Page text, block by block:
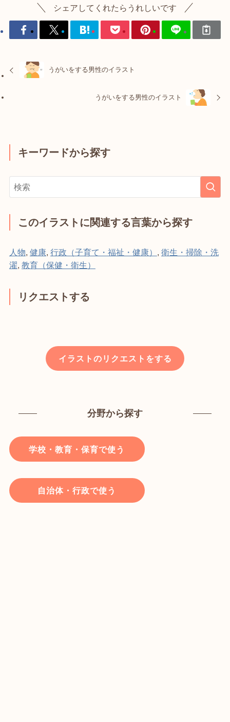
シェアしてくれたらうれしいです
うがいをする男性のイラスト
うがいをする男性のイラスト
キーワードから探す
このイラストに関連する言葉から探す
人物, 健康, 行政（子育て・福祉・健康） , 衛生・掃除・洗
濯, 教育（保健・衛生）
リクエストする
イラストのリクエストをする
分野から探す
学校・教育・保育で使う
自治体・行政で使う